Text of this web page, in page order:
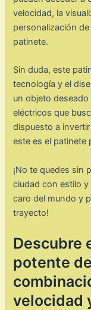
velocidad, la
personalización
patinete.
Sin duda, este
tecnología y el
un objeto
eléctricos que
dispuesto a
este es el patinete
¡No te quedes sin
ciudad con estilo y
caro del mundo y
trayecto!
Descubre
potente
velocidad